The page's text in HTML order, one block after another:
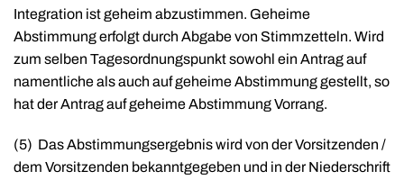
Integration ist geheim abzustimmen. Geheime
Abstimmung erfolgt durch Abgabe von Stimmzetteln. Wird
zum selben Tagesordnungspunkt sowohl ein Antrag auf
namentliche als auch auf geheime Abstimmung gestellt, so
hat der Antrag auf geheime Abstimmung Vorrang.
(5) Das Abstimmungsergebnis wird von der Vorsitzenden /
dem Vorsitzenden bekanntgegeben und in der Niederschrift